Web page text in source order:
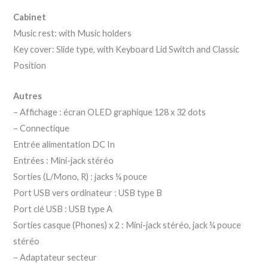
Cabinet
Music rest: with Music holders
Key cover: Slide type, with Keyboard Lid Switch and Classic
Position
Autres
– Affichage : écran OLED graphique 128 x 32 dots
– Connectique
Entrée alimentation DC In
Entrées : Mini-jack stéréo
Sorties (L/Mono, R) : jacks ¼ pouce
Port USB vers ordinateur : USB type B
Port clé USB : USB type A
Sorties casque (Phones) x 2 : Mini-jack stéréo, jack ¼ pouce
stéréo
– Adaptateur secteur